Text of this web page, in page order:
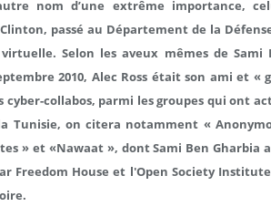
nom d’une extrême importance,
passé au Département de la
Selon les aveux mêmes de Sami
2010, Alec Ross était son ami et «
collabos, parmi les groupes qui ont
Tunisie, on citera notamment «
» et «Nawaat », dont Sami Ben Gharbia
Freedom House et l'Open Society